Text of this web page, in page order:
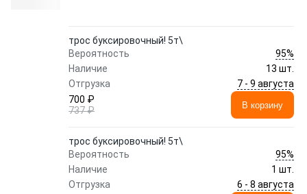
трос буксировочный! 5т\
Вероятность
95%
Наличие
13 шт.
Отгрузка
7 - 9 августа
700 ₽
737 ₽
В корзину
трос буксировочный! 5т\
Вероятность
95%
Наличие
1 шт.
Отгрузка
6 - 8 августа